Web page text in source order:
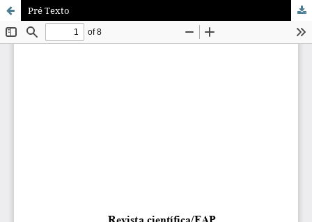
Pré Texto